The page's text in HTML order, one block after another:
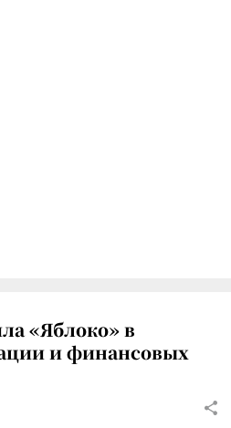
«Яблоко» в
и финансовых